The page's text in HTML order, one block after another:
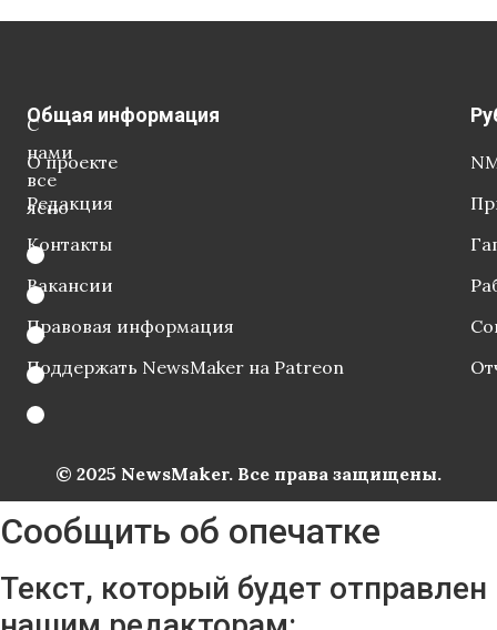
С
нами
все
ясно
Общая информация
О проекте
Редакция
Контакты
Вакансии
Правовая информация
Поддержать NewsMaker на Patreon
© 2025 NewsMaker. Все права защищены.
Сообщить об опечатке
Текст, который будет отправлен